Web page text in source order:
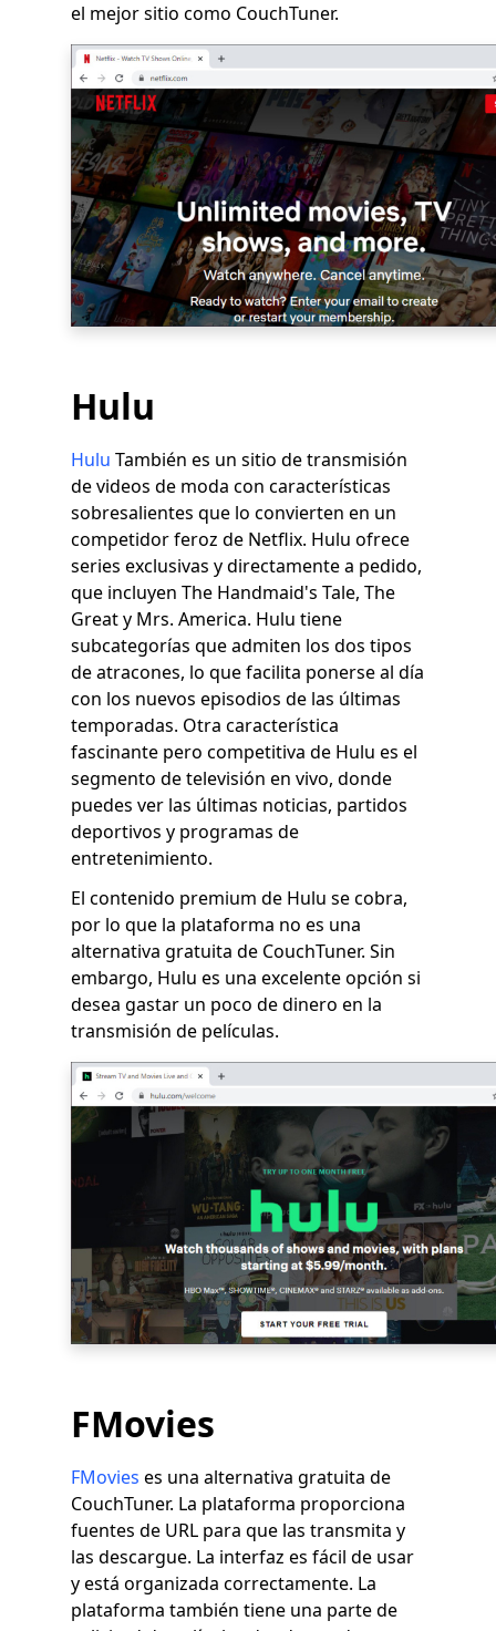
el mejor sitio como CouchTuner.
Hulu
Hulu También es un sitio de transmisión
de videos de moda con características
sobresalientes que lo convierten en un
competidor feroz de Netflix. Hulu ofrece
series exclusivas y directamente a pedido,
que incluyen The Handmaid's Tale, The
Great y Mrs. America. Hulu tiene
subcategorías que admiten los dos tipos
de atracones, lo que facilita ponerse al día
con los nuevos episodios de las últimas
temporadas. Otra característica
fascinante pero competitiva de Hulu es el
segmento de televisión en vivo, donde
puedes ver las últimas noticias, partidos
deportivos y programas de
entretenimiento.
El contenido premium de Hulu se cobra,
por lo que la plataforma no es una
alternativa gratuita de CouchTuner. Sin
embargo, Hulu es una excelente opción si
desea gastar un poco de dinero en la
transmisión de películas.
FMovies
FMovies es una alternativa gratuita de
CouchTuner. La plataforma proporciona
fuentes de URL para que las transmita y
las descargue. La interfaz es fácil de usar
y está organizada correctamente. La
plataforma también tiene una parte de